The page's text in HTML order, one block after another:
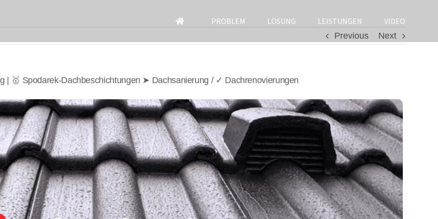
for:
PROBLEM LÖSUNG LEISTUNGEN
VIDEO
Previous
Next
| 🥇 Spodarek-Dachbeschichtungen ➤ Dachsanierung / ✓ Dachrenovierungen